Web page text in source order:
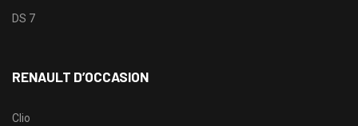
DS 7
RENAULT D’OCCASION
Clio